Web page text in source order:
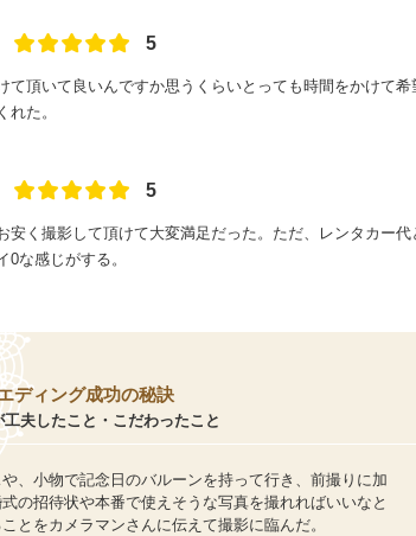
5
て頂いて良いんですか思うくらいとっても時間をかけて
れた。
5
安く撮影して頂けて大変満足だった。ただ、レンタカー
0な感じがする。
ディング成功の秘訣
夫したこと・こだわったこと
、小物で記念日のバルーンを持って行き、前撮りに加
の招待状や本番で使えそうな写真を撮れればいいなと
とをカメラマンさんに伝えて撮影に臨んだ。